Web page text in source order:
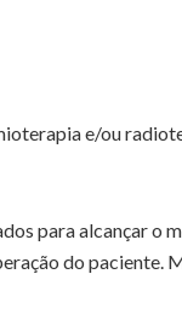
e/ou
para alcançar o
do paciente.